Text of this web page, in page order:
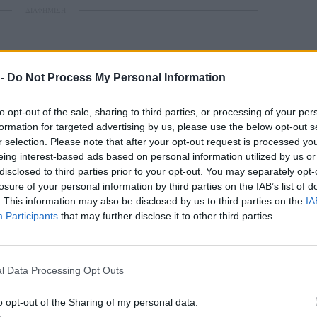
Do Not Process My Personal Information
opt-out of the sale, sharing to third parties, or processing of your
for targeted advertising by us, please use the below opt-out
selection. Please note that after your opt-out request is processed
interest-based ads based on personal information utilized by us
to third parties prior to your opt-out. You may separately
of your personal information by third parties on the IAB’s list of
This information may also be disclosed by us to third parties on the
Participants that may further disclose it to other third parties.
Data Processing Opt Outs
opt-out of the Sharing of my personal data.
το απόγευμα, το ραντεβού μεταφέρεται
Καλλονής, στο Παρατηρητήριο Πουλιών Νο 3
χωρίς να απαιτείται προηγούμενη εμπειρία, θα
μεταναστευτικά είδη με τη βοήθεια
υλικό, καρτέλες ορνιθοπαρατήρησης και τον
αναδείξει τη σημασία του υγροτόπου, που
φυτά, κρίσιμους κρίκους στην τροφική
Περιφέρεια Βορείου Αιγαίου